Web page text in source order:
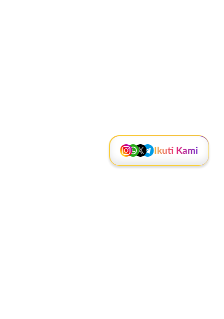
Ikuti Kami